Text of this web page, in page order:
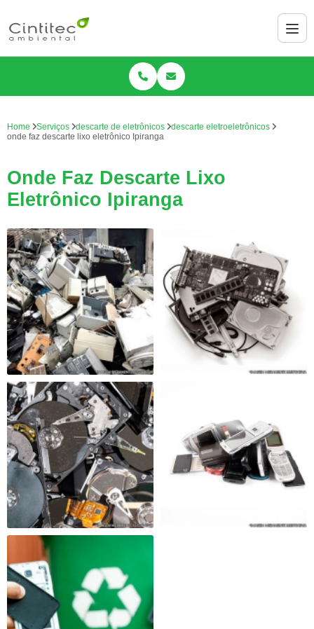
Home Serviços descarte de eletrônicos
descarte eletroeletrônicos
onde faz descarte lixo eletrônico Ipiranga
Onde Faz Descarte Lixo
Eletrônico Ipiranga